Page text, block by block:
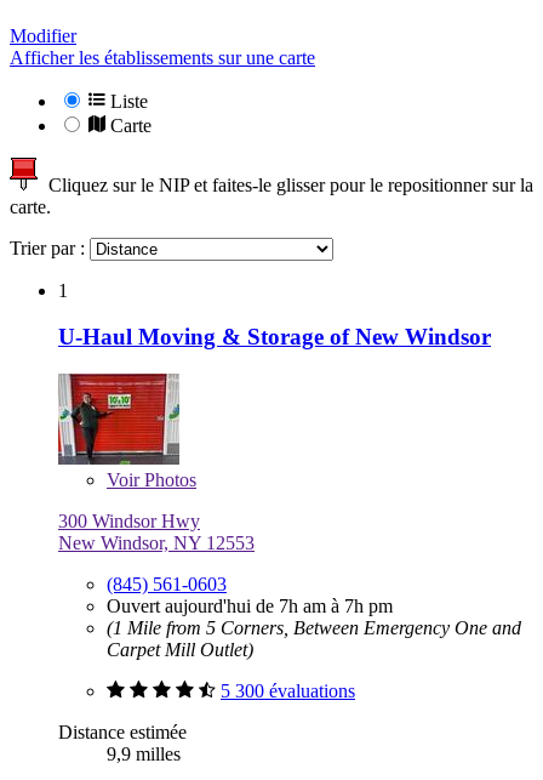
Modifier
Afficher les établissements sur une carte
Liste
Carte
Cliquez sur le NIP et faites-le glisser pour le repositionner sur la
carte.
Trier par :
1
U-Haul Moving & Storage of New Windsor
VoirPhotos
300 Windsor Hwy
New Windsor, NY 12553
(845) 561-0603
Ouvert aujourd'hui de 7h am à 7h pm
(1 Mile from 5 Corners, Between Emergency One and
Carpet Mill Outlet)
5 300 évaluations
Distance estimée
9,9 milles